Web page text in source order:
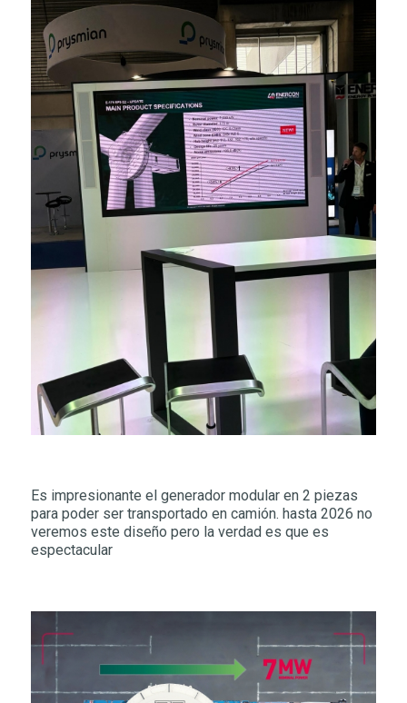
Es impresionante el generador modular en 2 piezas
para poder ser transportado en camión. hasta 2026 no
veremos este diseño pero la verdad es que es
espectacular